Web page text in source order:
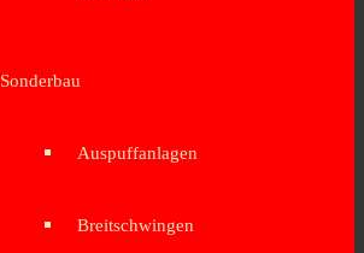
Sonderbau
Auspuffanlagen
Breitschwingen